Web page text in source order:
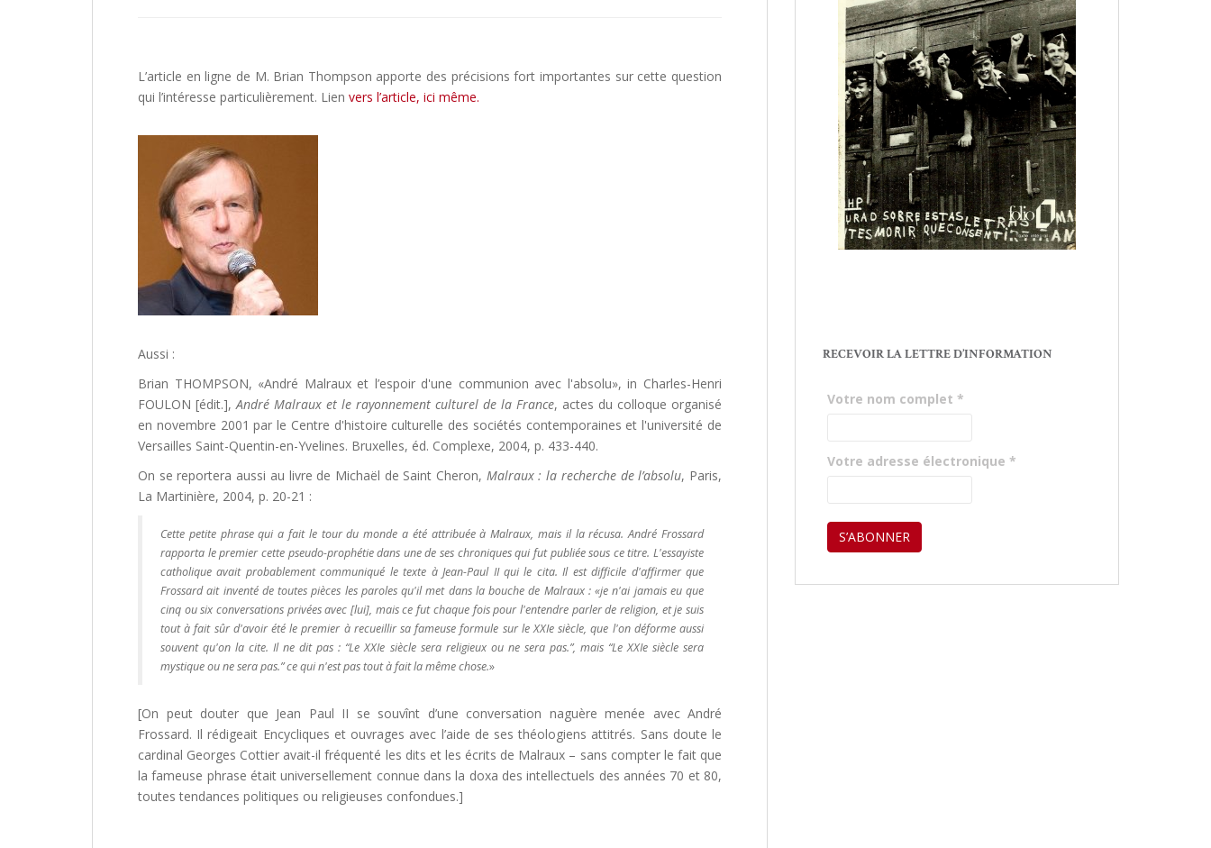
L’article en ligne de M. Brian Thompson apporte des précisions fort importantes sur cette question
qui l’intéresse particulièrement. Lien vers l’article, ici même.
Aussi :
Brian THOMPSON, «André Malraux et l’espoir d'une communion avec l'absolu», in Charles-Henri
FOULON [édit.],André Malraux et le rayonnement culturel de la France, actes du colloque organisé
en novembre 2001 par le Centre d'histoire culturelle des sociétés contemporaines et l'université de
Versailles Saint-Quentin-en-Yvelines. Bruxelles, éd. Complexe, 2004, p. 433-440.
On se reportera aussi au livre de Michaël de Saint Cheron, Malraux : la recherche de l’absolu, Paris,
La Martinière, 2004, p. 20-21 :
Cette petite phrase qui a fait le tour du monde a été attribuée à Malraux, mais il la récusa. André Frossard
rapporta le premier cette pseudo-prophétie dans une de ses chroniques qui fut publiée sous ce titre. L'essayiste
catholique avait probablement communiqué le texte à Jean-Paul II qui le cita. Il est difficile d'affirmer que
Frossard ait inventé de toutes pièces les paroles qu'il met dans la bouche de Malraux : «je n'ai jamais eu que
cinq ou six conversations privées avec [lui], mais ce fut chaque fois pour l'entendre parler de religion, et je suis
tout à fait sûr d'avoir été le premier à recueillir sa fameuse formule sur le XXIe siècle, que l'on déforme aussi
souvent qu'on la cite. Il ne dit pas : “Le XXIe siècle sera religieux ou ne sera pas.”, mais “Le XXIe siècle sera
mystique ou ne sera pas.” ce qui n'est pas tout à fait la même chose.»
[On peut douter que Jean Paul II se souvînt d’une conversation naguère menée avec André
Frossard. Il rédigeait Encycliques et ouvrages avec l’aide de ses théologiens attitrés. Sans doute le
cardinal Georges Cottier avait-il fréquenté les dits et les écrits de Malraux – sans compter le fait que
la fameuse phrase était universellement connue dans la doxa des intellectuels des années 70 et 80,
toutes tendances politiques ou religieuses confondues.]
RECEVOIR LA LETTRE D’INFORMATION
Votre nom complet *
Votre adresse électronique *